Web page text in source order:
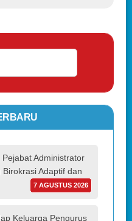
Administrator
Adaptif dan
7 AGUSTUS 2026
Keluarga Pengurus